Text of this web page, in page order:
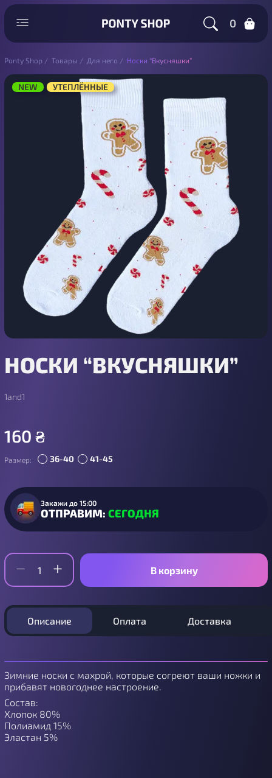
0
Ponty Shop / Товары / Для него / Носки “Вкусняшки”
NEW УТЕПЛЁННЫЕ
НОСКИ “ВКУСНЯШКИ”
1and1
160 ₴
Размер: 36-40 41-45
Закажи до 15:00
ОТПРАВИМ: СЕГОДНЯ
В корзину
Описание Оплата Доставка
Зимние носки с махрой, которые согреют ваши ножки и
прибавят новогоднее настроение.
Состав:
Хлопок 80%
Полиамид 15%
Эластан 5%